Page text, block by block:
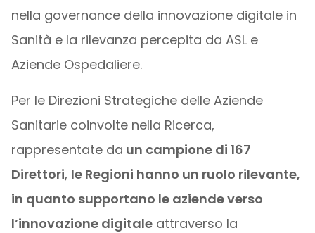
nella governance della innovazione digitale in
Sanità e la rilevanza percepita da ASL e
Aziende Ospedaliere.
Per le Direzioni Strategiche delle Aziende
Sanitarie coinvolte nella Ricerca,
rappresentate da un campione di 167
Direttori, le Regioni hanno un ruolo rilevante,
in quanto supportano le aziende verso
l’innovazione digitaleattraverso la